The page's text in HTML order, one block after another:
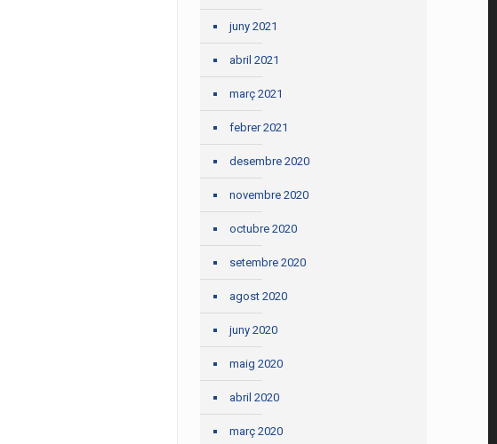
juny 2021
abril 2021
març 2021
febrer 2021
desembre 2020
novembre 2020
octubre 2020
setembre 2020
agost 2020
juny 2020
maig 2020
abril 2020
març 2020